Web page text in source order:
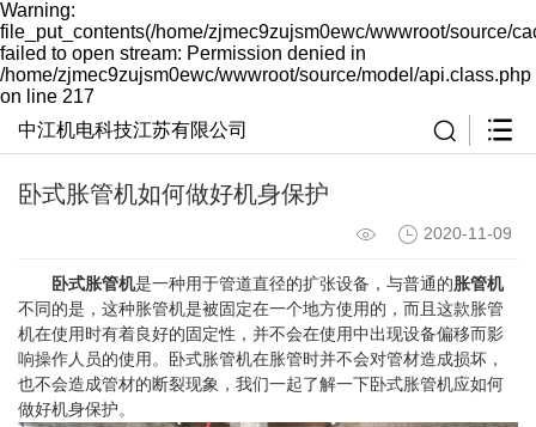
Warning:
file_put_contents(/home/zjmec9zujsm0ewc/wwwroot/source/
failed to open stream: Permission denied in
/home/zjmec9zujsm0ewc/wwwroot/source/model/api.class.php
on line 217
中江机电科技江苏有限公司
卧式胀管机如何做好机身保护
2020-11-09
卧式胀管机是一种用于管道直径的扩张设备，与普通的胀管机
不同的是，这种胀管机是被固定在一个地方使用的，而且这款胀管
机在使用时有着良好的固定性，并不会在使用中出现设备偏移而影
响操作人员的使用。卧式胀管机在胀管时并不会对管材造成损坏，
也不会造成管材的断裂现象，我们一起了解一下卧式胀管机应如何
做好机身保护。